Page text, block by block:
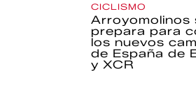
CICLISMO
Arroyomolinos
prepara para
los nuevos
de España de
y XCR